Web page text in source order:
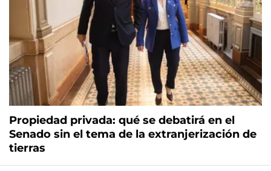
Propiedad privada: qué se debatirá en el
Senado sin el tema de la extranjerización de
tierras